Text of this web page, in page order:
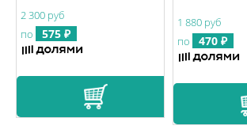
2 300 руб
по
575 ₽
1 880 руб
по
470 ₽